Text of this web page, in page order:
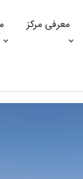
معرفی مرکز